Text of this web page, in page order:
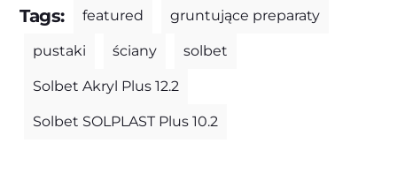
Tags: featured gruntujące preparaty
pustaki ściany solbet
Solbet Akryl Plus 12.2
Solbet SOLPLAST Plus 10.2